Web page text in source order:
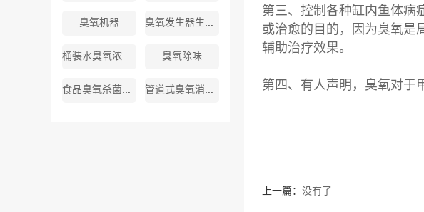
臭氧机器 臭氧发生器生产厂商
桶装水臭氧浓度标准 臭氧除味
食品臭氧杀菌消毒机 管道式臭氧消毒机
第三、控制各种缸内鱼体病
或治愈的目的，因为臭氧是
辅助治疗效果。
第四、有人声明，臭氧对于
上一篇： 没有了